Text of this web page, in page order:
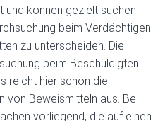
können gezielt suchen.
beim Verdächtigen
zu unterscheiden. Die
beim Beschuldigten
reicht hier schon die
von Beweismitteln aus. Bei
vorliegend, die auf einen